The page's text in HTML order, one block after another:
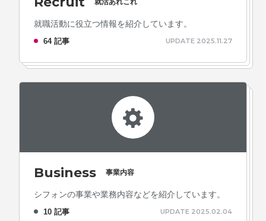
就活あれこれ
就職活動に役立つ情報を紹介しています。
64 記事 UPDATE 2025.11.27
Business 事業内容
シフォンの事業や業務内容などを紹介しています。
10 記事 UPDATE 2025.02.04